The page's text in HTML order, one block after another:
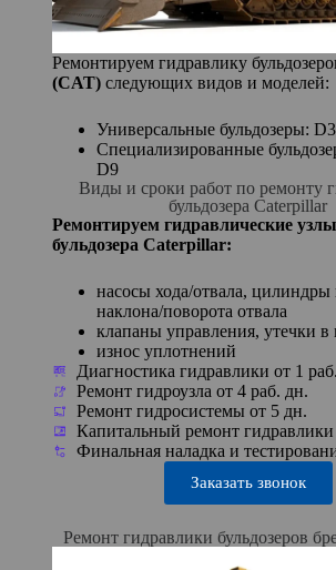
Ремонтируем гидравлику
(CAT)следующих видов и моделей:
Универсальные бульдозеры:
Специализированные
D9
Виды и сроки работ по ремонту
бульдозера Caterpillar
Ремонтируем гидравлические
бульдозера Caterpillar:
насосы хода/отвала, цилиндры
наклона/поворота отвала
клапаны управления, утечки в
износ уплотнений
Диагностика гидравлики от 1
Ремонт гидроузла от 4 раб. дн.
Ремонт гидросистемы от 5 дн.
Капитальный ремонт гидравлики
Финальная наладка и
Заказать звонок
Ремонт гидравлики бульдозеров